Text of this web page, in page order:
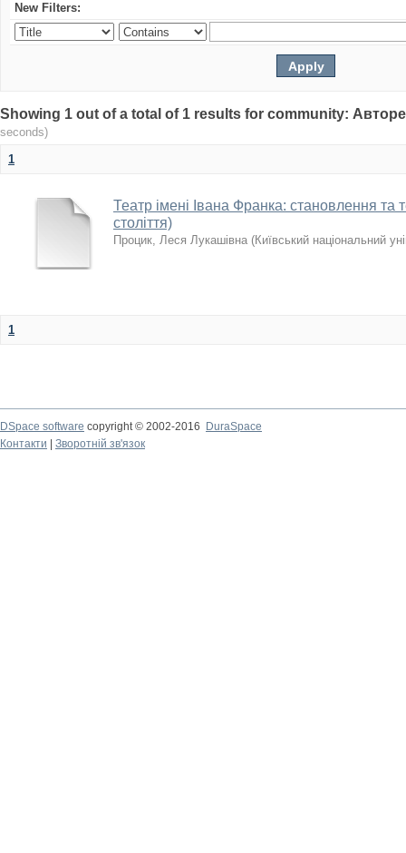
New Filters:
Showing 1 out of a total of 1 results for community:
seconds)
1
Театр імені Івана Франка: становлення та
століття)
Процик, Леся Лукашівна (Київський національний
1
DSpace software copyright © 2002-2016
DuraSpace
Контакти
Зворотній зв'язок